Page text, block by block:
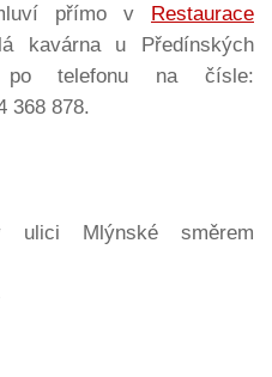
přímo v Restaurace
kavárna u Předínských
po telefonu na čísle:
368 878.
Mlýnské směrem